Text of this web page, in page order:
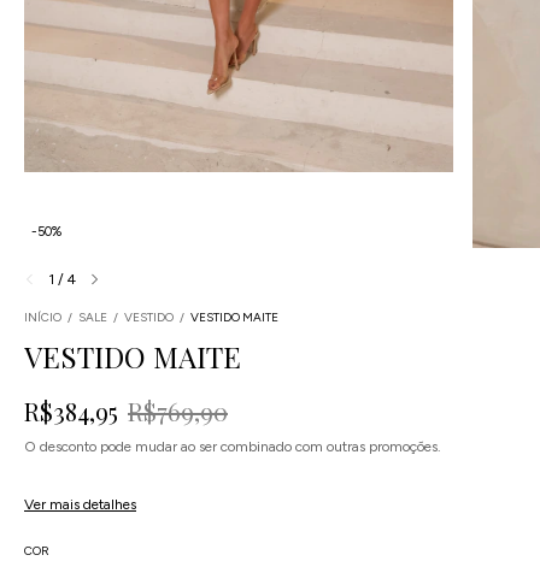
-50%
1 / 4
INÍCIO / SALE / VESTIDO / VESTIDO MAITE
VESTIDO MAITE
R$384,95 R$769,90
O desconto pode mudar ao ser combinado com outras promoções.
Ver mais detalhes
COR